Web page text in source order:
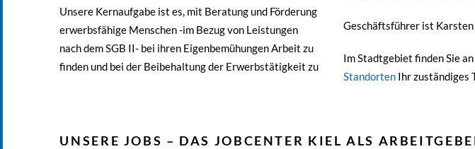
Unsere Kernaufgabe ist es, mit Beratung und Förderung
erwerbsfähige Menschen -im Bezug von Leistungen
nach dem SGB II- bei ihren Eigenbemühungen Arbeit zu
finden und bei der Beibehaltung der Erwerbstätigkeit zu
Geschäftsführer ist Karsten
Im Stadtgebiet finden Sie
StandortenIhr zuständiges
UNSERE JOBS – DAS JOBCENTER KIEL ALS